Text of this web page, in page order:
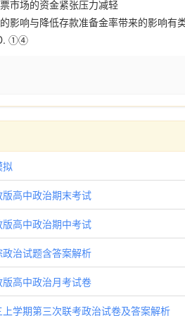
市场的资金紧张压力减轻
影响与降低存款准备金率带来的影响有
①④
高中政治期末考试
高中政治期中考试
治试题含答案解析
高中政治月考试卷
学期第三次联考政治试卷及答案解析